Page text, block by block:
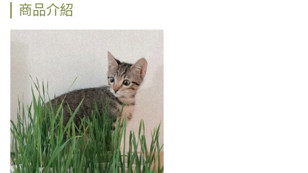
商品介紹